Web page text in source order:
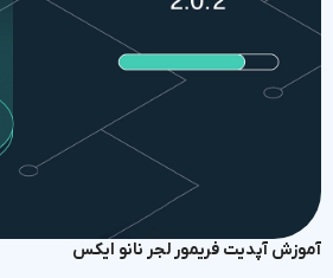
آموزش آپدیت فریمور لجر نانو ایکس